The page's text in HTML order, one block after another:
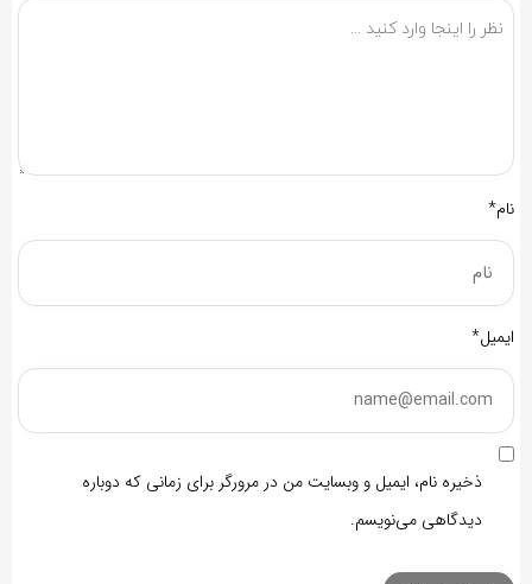
نام*
ایمیل*
ذخیره نام، ایمیل و وبسایت من در مرورگر برای زمانی که دوباره
دیدگاهی می‌نویسم.